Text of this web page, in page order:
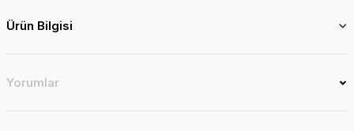
Ürün Bilgisi
Yorumlar